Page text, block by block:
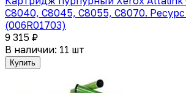
C8040, C8045, C8055, C8070.
(006R01703)
9 315 ₽
В наличии: 11 шт
Купить